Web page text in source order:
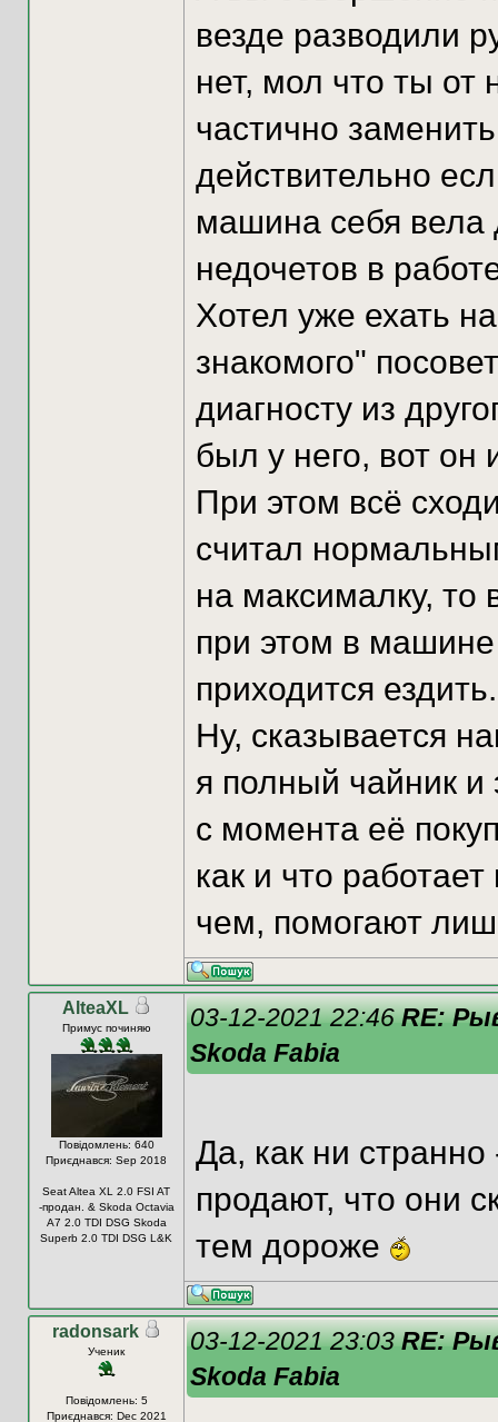
везде разводили
нет, мол что ты от
частично
действительно
машина себя вела
недочетов в
Хотел уже ехать
знакомого"
диагносту из
был у него, вот
При этом всё
считал
на максималку, то
при этом в машине
приходится ездить.
Ну, сказывается
я полный чайник
с момента её
как и что
чем, помогают
AlteaXL
Примус починяю
Повідомлень: 640
Приєднався: Sep 2018
Seat Altea XL 2.0 FSI AT
-продан. & Skoda Octavia
A7 2.0 TDI DSG Skoda
Superb 2.0 TDI DSG L&K
03-12-2021 22:46RE:
Skoda Fabia
Да, как ни
продают, что они
тем дороже
radonsark
Ученик
Повідомлень: 5
Приєднався: Dec 2021
03-12-2021 23:03RE:
Skoda Fabia